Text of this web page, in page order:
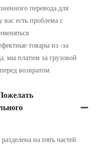
перевода для
есть проблема с
товары из -за
мы платим за грузовой
возвратом.
на пять частей.